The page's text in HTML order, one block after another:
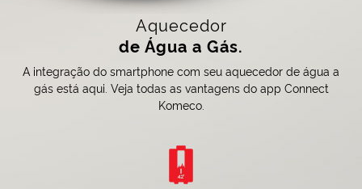
Aquecedor
de Água a Gás.
A integração do smartphone com seu aquecedor de água a
gás está aqui. Veja todas as vantagens do app Connect
Komeco.